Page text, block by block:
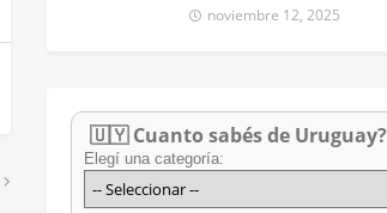
noviembre 12, 2025
🇺🇾 Cuanto sabés de Uruguay?
Elegí una categoría: